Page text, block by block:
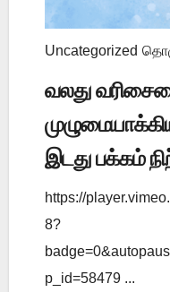
Uncategorized
வலது
இடது பக்கம்
https://
8?
p_id=58479 ...